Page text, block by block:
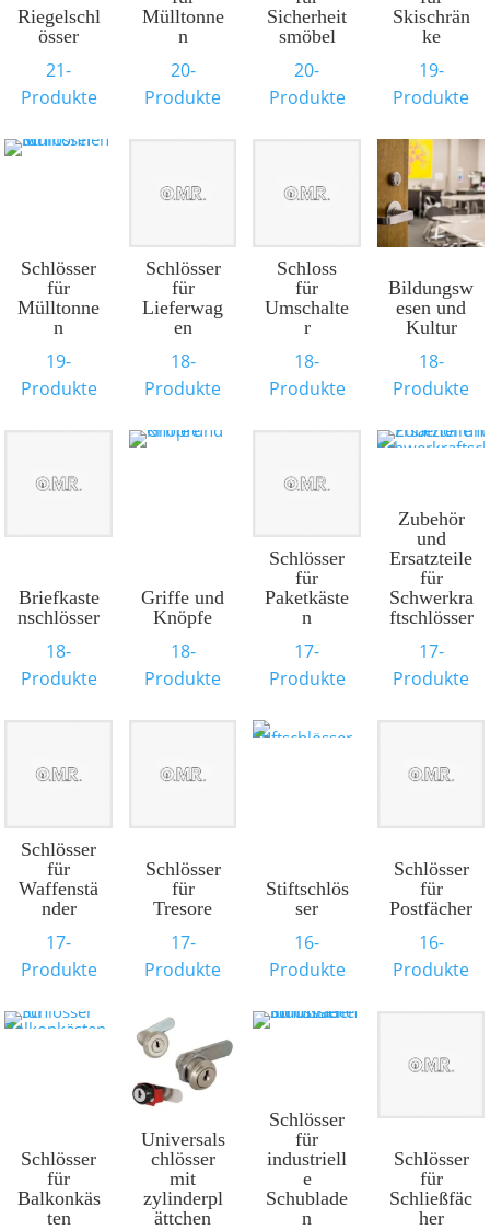
Riegelschl
össer
21-
Produkte
Mülltonne
n
20-
Produkte
Sicherheit
smöbel
20-
Produkte
Skischrän
ke
19-
Produkte
Schlösser
für
Mülltonne
n
19-
Produkte
Schlösser
für
Lieferwag
en
18-
Produkte
Schloss
für
Umschalte
r
18-
Produkte
Bildungsw
esen und
Kultur
18-
Produkte
Briefkaste
nschlösser
18-
Produkte
Griffe und
Knöpfe
18-
Produkte
Schlösser
für
Paketkäste
n
17-
Produkte
Zubehör
und
Ersatzteile
für
Schwerkra
ftschlösser
17-
Produkte
Schlösser
für
Waffenstä
nder
17-
Produkte
Schlösser
für
Tresore
17-
Produkte
Stiftschlös
ser
16-
Produkte
Schlösser
für
Postfächer
16-
Produkte
Schlösser
für
Balkonkäs
ten
Universals
chlösser
mit
zylinderpl
ättchen
Schlösser
für
industriell
e
Schublade
n
Schlösser
für
Schließfäc
her